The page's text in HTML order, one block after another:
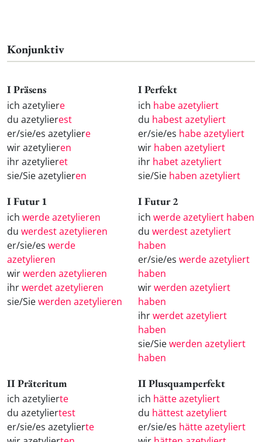
Konjunktiv
I Präsens
ich azetyliere
du azetylierest
er/sie/es azetyliere
wir azetylieren
ihr azetylieret
sie/Sie azetylieren
I Perfekt
ich habe azetyliert
du habest azetyliert
er/sie/es habe azetyliert
wir haben azetyliert
ihr habet azetyliert
sie/Sie haben azetyliert
I Futur 1
ich werde azetylieren
du werdest azetylieren
er/sie/es werde
azetylieren
wirwerden azetylieren
ihrwerdet azetylieren
sie/Siewerden azetylieren
I Futur 2
ich werde azetyliert haben
du werdest azetyliert
haben
er/sie/es werde azetyliert
haben
wirwerden azetyliert
haben
ihrwerdet azetyliert
haben
sie/Siewerden azetyliert
haben
II Präteritum
ich azetylierte
du azetyliertest
er/sie/es azetylierte
II Plusquamperfekt
ich hätte azetyliert
du hättest azetyliert
er/sie/es hätte azetyliert